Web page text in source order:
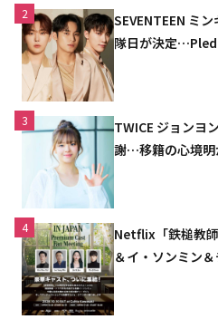
2
SEVENTEEN ミ
隊日が決定
3
TWICE ジョンヨ
謝…移籍の心境明
4
Netflix「鉄槌教
＆イ・ソンミン